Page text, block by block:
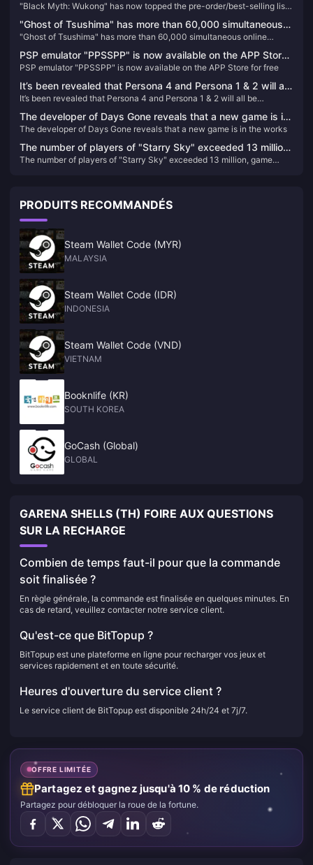
order/best-selling list on the PSN HK store
"Black Myth: Wukong" has now topped the pre-order/best-selling list
"Ghost of Tsushima" has more than 60,000 simultaneous
online players on Steam, ranking fourth on the PlayStation
game list
"Ghost of Tsushima" has more than 60,000 simultaneous online
PSP emulator "PPSSPP" is now available on the APP Store
for free
PSP emulator "PPSSPP" is now available on the APP Store for free
It’s been revealed that Persona 4 and Persona 1 & 2 will all
be remade/remastered
It’s been revealed that Persona 4 and Persona 1 & 2 will all be
The developer of Days Gone reveals that a new game is in
the works
The developer of Days Gone reveals that a new game is in the works
The number of players of "Starry Sky" exceeded 13 million,
game statistics and 2024 update plan announced
The number of players of "Starry Sky" exceeded 13 million, game
PRODUITS RECOMMANDÉS
Steam Wallet Code (MYR)
MALAYSIA
Steam Wallet Code (IDR)
INDONESIA
Steam Wallet Code (VND)
VIETNAM
Booknlife (KR)
SOUTH KOREA
GoCash (Global)
GLOBAL
GARENA SHELLS (TH) FOIRE AUX QUESTIONS
SUR LA RECHARGE
Combien de temps faut-il pour que la commande
soit finalisée ?
En règle générale, la commande est finalisée en quelques minutes. En
cas de retard, veuillez contacter notre service client.
Qu'est-ce que BitTopup ?
BitTopup est une plateforme en ligne pour recharger vos jeux et
services rapidement et en toute sécurité.
Heures d'ouverture du service client ?
Le service client de BitTopup est disponible 24h/24 et 7j/7.
OFFRE LIMITÉE
Partagez et gagnez jusqu'à 10 % de réduction
Partagez pour débloquer la roue de la fortune.